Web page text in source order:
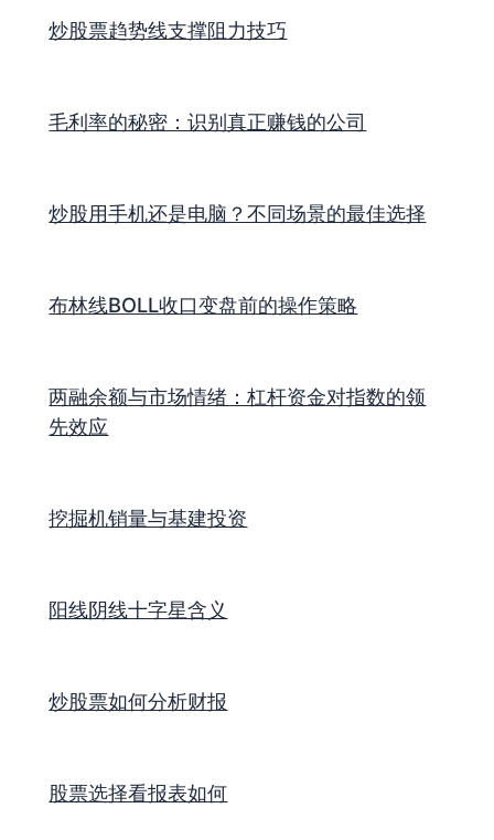
炒股票趋势线支撑阻力技巧
毛利率的秘密：识别真正赚钱的公司
炒股用手机还是电脑？不同场景的最佳选择
布林线BOLL收口变盘前的操作策略
两融余额与市场情绪：杠杆资金对指数的领
先效应
挖掘机销量与基建投资
阳线阴线十字星含义
炒股票如何分析财报
股票选择看报表如何